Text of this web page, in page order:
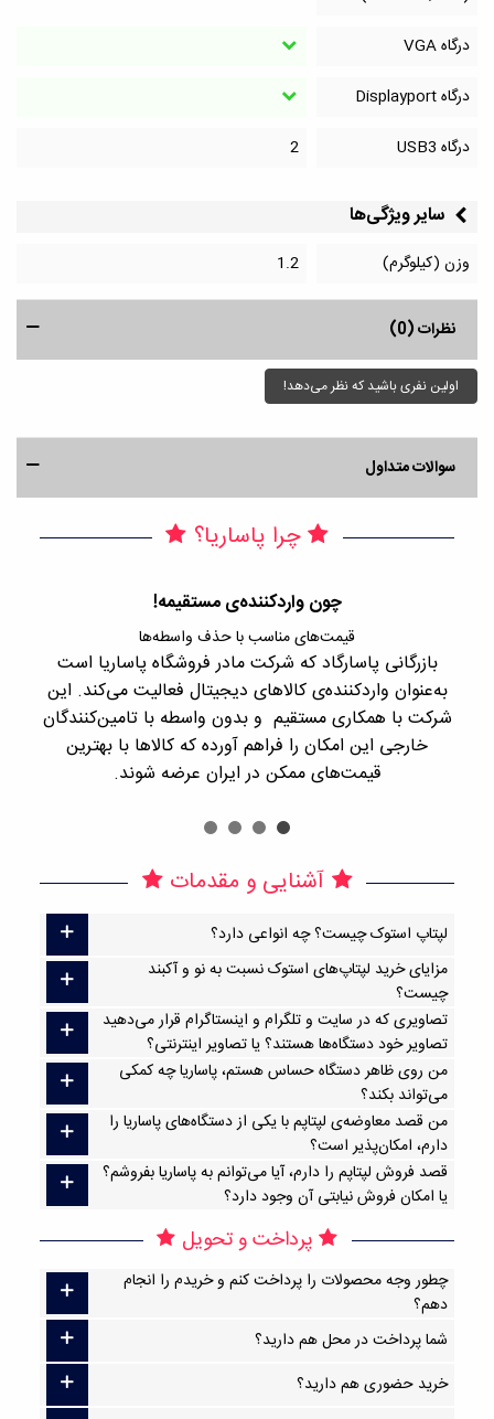
درگاه VGA
درگاه Displayport
درگاه‌ USB3
2
سایر ویژگی‌ها
وزن (کیلوگرم) 1.2
نظرات (0)
اولین نفری باشید که نظر می‌دهد!
سوالات متداول
چرا پاساریا؟
چون واردکننده‌ی مستقیمه!
قیمت‌های مناسب با حذف واسطه‌ها
بازرگانی پاسارگاد که شرکت مادر فروشگاه پاساریا است
به‌عنوان واردکننده‌ی کالاهای دیجیتال فعالیت می‌کند. این
شرکت با همکاری مستقیم و بدون واسطه با تامین‌کنندگان
خارجی این امکان را فراهم آورده که کالاها با بهترین
قیمت‌های ممکن در ایران عرضه شوند.
آشنایی و مقدمات
لپتاپ استوک چیست؟ چه انواعی دارد؟
مزایای خرید لپتاپ‌های استوک نسبت به نو و آکبند
چیست؟
تصاویری که در سایت و تلگرام و اینستاگرام قرار می‌دهید
تصاویر خود دستگاه‌ها هستند؟ یا تصاویر اینترنتی؟
من روی ظاهر دستگاه حساس هستم، پاساریا چه کمکی
می‌تواند بکند؟
من قصد معاوضه‌ی لپتاپم با یکی از دستگاه‌های پاساریا را
دارم، امکان‌پذیر است؟
قصد فروش لپتاپم را دارم، آیا می‌توانم به پاساریا بفروشم؟
یا امکان فروش نیابتی آن وجود دارد؟
پرداخت و تحویل
چطور وجه محصولات را پرداخت کنم و خریدم را انجام
دهم؟
شما پرداخت در محل هم دارید؟
خرید حضوری هم دارید؟